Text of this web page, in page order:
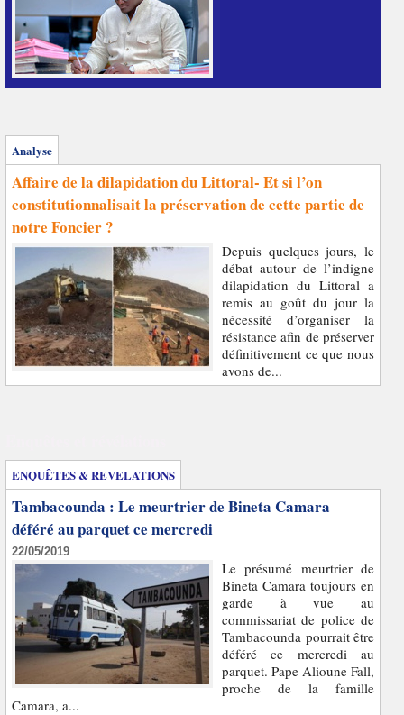
Analyse
Affaire de la dilapidation du Littoral- Et si l’on
constitutionnalisait la préservation de cette partie de
notre Foncier ?
Depuis quelques jours, le
débat autour de l’indigne
dilapidation du Littoral a
remis au goût du jour la
nécessité d’organiser la
résistance afin de préserver
définitivement ce que nous
avons de...
ENQUÊTES & REVELATIONS
Tambacounda : Le meurtrier de Bineta Camara
déféré au parquet ce mercredi
22/05/2019
Le présumé meurtrier de
Bineta Camara toujours en
garde à vue au
commissariat de police de
Tambacounda pourrait être
déféré ce mercredi au
parquet. Pape Alioune Fall,
proche de la famille
Camara, a...